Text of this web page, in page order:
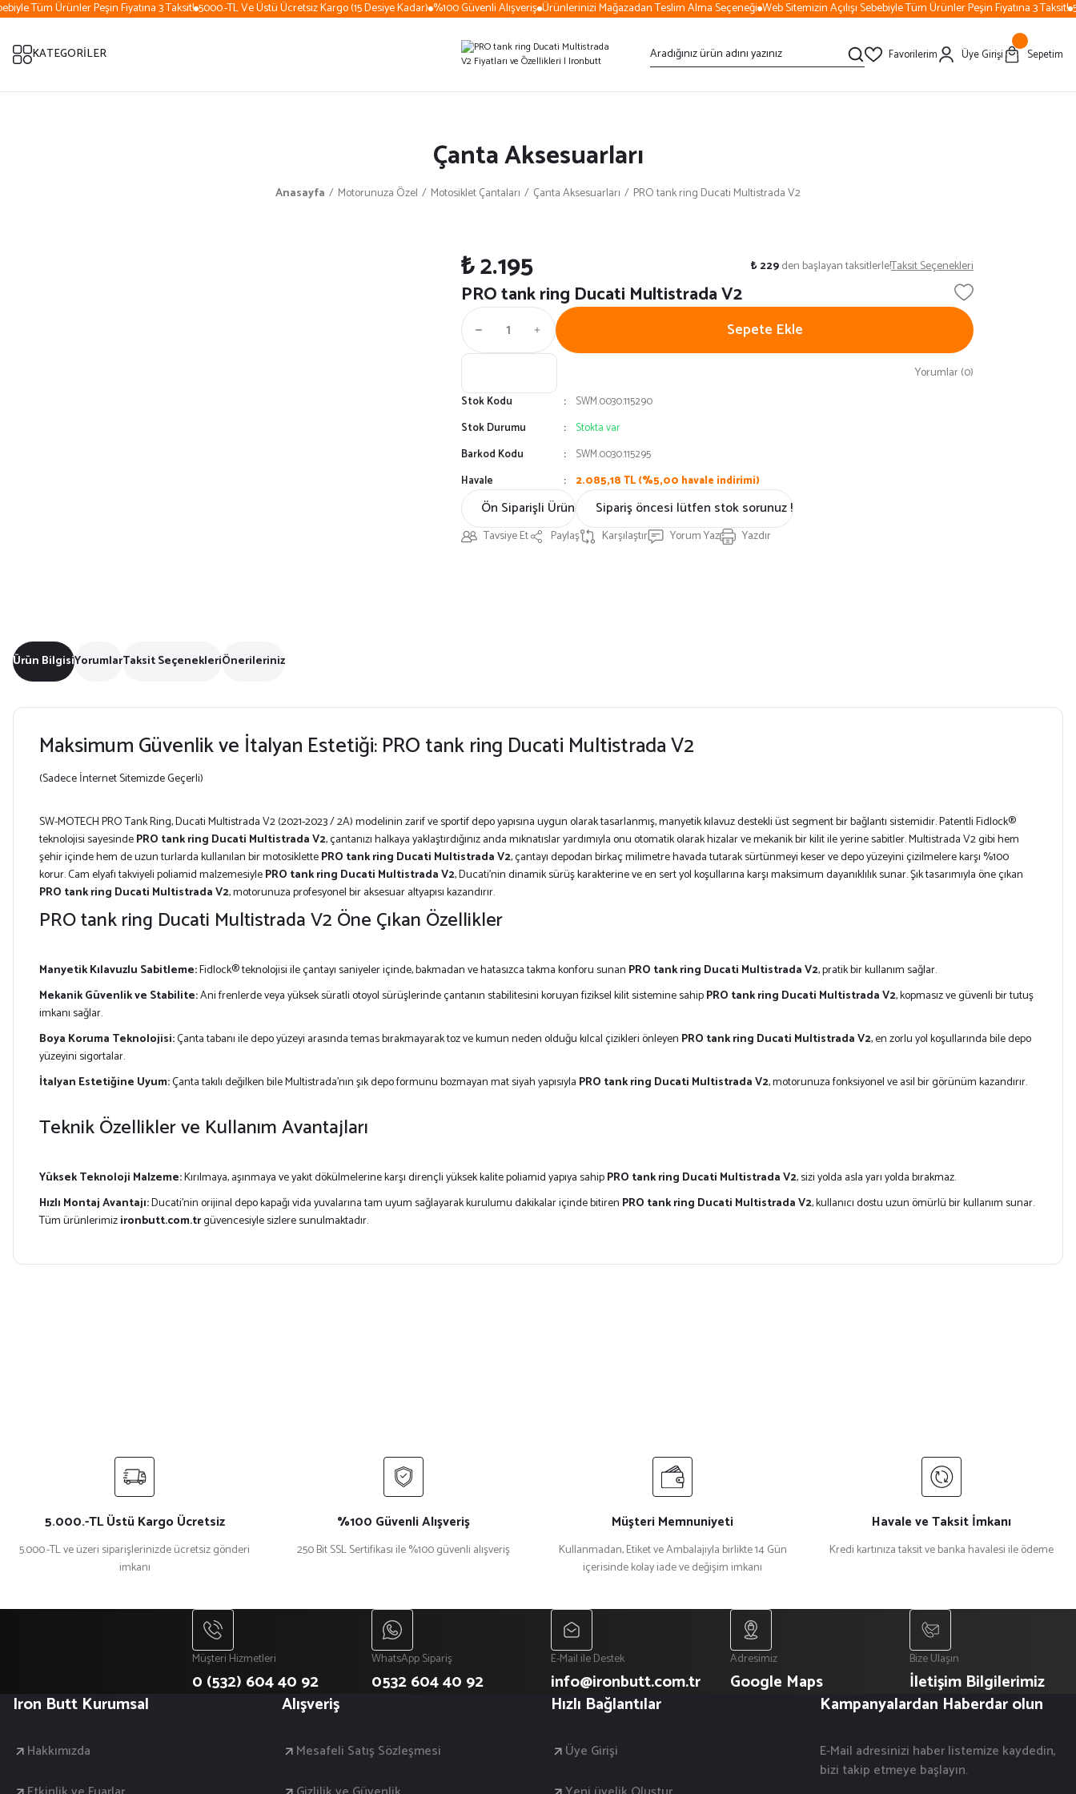
Tüm Ürünler Peşin Fiyatına 3 Taksit! 5000.-TL Ve Üstü Ücretsiz Kargo (15 Desiye Kadar) %100 Güvenli Alışveriş Ürünlerinizi Mağazadan Teslim Alma Seçeneği Web Sitemizin Açılışı Sebebiyle Tüm Ürünler Peşin Fiyatına 3 Taksit!
KATEGORİLER Favorilerim Üye Girişi Sepetim
Çanta Aksesuarları
Anasayfa Motorunuza Özel Motosiklet Çantaları Çanta Aksesuarları PRO tank ring Ducati Multistrada V2
Yorumlar (0)
PRO tank ring Ducati Multistrada V2
₺ 2.195 ₺ 229den başlayan taksitlerle!Taksit Seçenekleri
Stok Kodu
SWM.0030.115290
Stok Durumu
Stokta var
Barkod Kodu
SWM.0030.115295
Havale
2.085,18 TL (%5,00 havale indirimi)
Sepete Ekle
Ön Siparişli Ürün Sipariş öncesi lütfen stok sorunuz !
Tavsiye Et Paylaş Karşılaştır Yorum Yaz Yazdır
Ürün BilgisiYorumlarTaksit SeçenekleriÖnerileriniz
Maksimum Güvenlik ve İtalyan Estetiği: PRO tank ring Ducati Multistrada V2
(Sadece İnternet Sitemizde Geçerli)
SW-MOTECH PRO Tank Ring, Ducati Multistrada V2 (2021-2023 / 2A) modelinin zarif ve sportif depo yapısına uygun olarak tasarlanmış, manyetik kılavuz destekli üst segment bir bağlantı sistemidir. Patentli Fidlock®
teknolojisi sayesindePRO tank ring Ducati Multistrada V2, çantanızı halkaya yaklaştırdığınız anda mıknatıslar yardımıyla onu otomatik olarak hizalar ve mekanik bir kilit ile yerine sabitler. Multistrada V2 gibi hem
şehir içinde hem de uzun turlarda kullanılan bir motosiklettePRO tank ring Ducati Multistrada V2, çantayı depodan birkaç milimetre havada tutarak sürtünmeyi keser ve depo yüzeyini çizilmelere karşı %100
korur. Cam elyafı takviyeli poliamid malzemesiylePRO tank ring Ducati Multistrada V2, Ducati’nin dinamik sürüş karakterine ve en sert yol koşullarına karşı maksimum dayanıklılık sunar. Şık tasarımıyla öne çıkan
PRO tank ring Ducati Multistrada V2, motorunuza profesyonel bir aksesuar altyapısı kazandırır.
PRO tank ring Ducati Multistrada V2 Öne Çıkan Özellikler
Manyetik Kılavuzlu Sabitleme:Fidlock® teknolojisi ile çantayı saniyeler içinde, bakmadan ve hatasızca takma konforu sunan PRO tank ring Ducati Multistrada V2, pratik bir kullanım sağlar.
Mekanik Güvenlik ve Stabilite:Ani frenlerde veya yüksek süratli otoyol sürüşlerinde çantanın stabilitesini koruyan fiziksel kilit sistemine sahipPRO tank ring Ducati Multistrada V2, kopmasız ve güvenli bir tutuş
imkanı sağlar.
Boya Koruma Teknolojisi:Çanta tabanı ile depo yüzeyi arasında temas bırakmayarak toz ve kumun neden olduğu kılcal çizikleri önleyen PRO tank ring Ducati Multistrada V2, en zorlu yol koşullarında bile depo
yüzeyini sigortalar.
İtalyan Estetiğine Uyum:Çanta takılı değilken bile Multistrada’nın şık depo formunu bozmayan mat siyah yapısıyla PRO tank ring Ducati Multistrada V2, motorunuza fonksiyonel ve asil bir görünüm kazandırır.
Teknik Özellikler ve Kullanım Avantajları
Yüksek Teknoloji Malzeme:Kırılmaya, aşınmaya ve yakıt dökülmelerine karşı dirençli yüksek kalite poliamid yapıya sahipPRO tank ring Ducati Multistrada V2, sizi yolda asla yarı yolda bırakmaz.
Hızlı Montaj Avantajı:Ducati'nin orijinal depo kapağı vida yuvalarına tam uyum sağlayarak kurulumu dakikalar içinde bitiren PRO tank ring Ducati Multistrada V2, kullanıcı dostu uzun ömürlü bir kullanım sunar.
Tüm ürünlerimizironbutt.com.trgüvencesiyle sizlere sunulmaktadır.
Bu ürüne benzer farklı alternatifler olmalı.
5.000.-TL Üstü Kargo Ücretsiz
5.000.-TL ve üzeri siparişlerinizde ücretsiz gönderi
imkanı
%100 Güvenli Alışveriş
250 Bit SSL Sertifikası ile %100 güvenli alışveriş
Müşteri Memnuniyeti
Kullanmadan, Etiket ve Ambalajıyla birlikte 14 Gün
içerisinde kolay iade ve değişim imkanı
Havale ve Taksit İmkanı
Kredi kartınıza taksit ve banka havalesi ile ödeme
Müşteri Hizmetleri
0 (532) 604 40 92
WhatsApp Sipariş
0532 604 40 92
E-Mail ile Destek
info@ironbutt.com.tr
Adresimiz
Google Maps
Bize Ulaşın
İletişim Bilgilerimiz
Iron Butt Kurumsal
Hakkımızda
Alışveriş
Mesafeli Satış Sözleşmesi
Hızlı Bağlantılar
Üye Girişi
Kampanyalardan Haberdar olun
E-Mail adresinizi haber listemize kaydedin,
bizi takip etmeye başlayın.